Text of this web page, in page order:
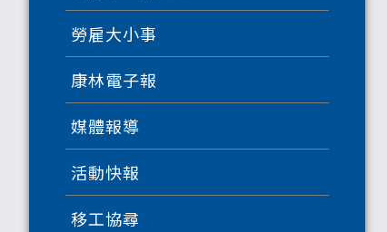
勞雇大小事
康林電子報
媒體報導
活動快報
移工協尋